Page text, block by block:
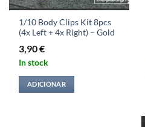
1/10 Body Clips Kit 8pcs
(4x Left + 4x Right) – Gold
3,90€
In stock
ADICIONAR